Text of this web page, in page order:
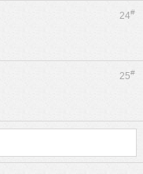
24#
25#